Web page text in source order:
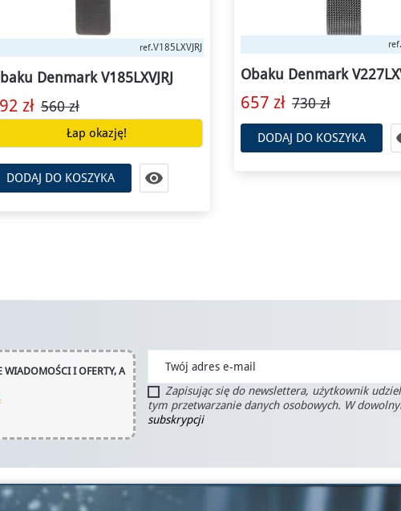
ref. V227LXVJMJ
Denmark V227LXVJMJ
zł 730 zł
DODAJ DO KOSZYKA
ref.
Obaku Denmark
532 zł 760 zł
Łap okazję!
WIADOMOŚCI I OFERTY, A
Zapisując się do newslettera, użytkownik
tym przetwarzanie danych osobowych. W
subskrypcji